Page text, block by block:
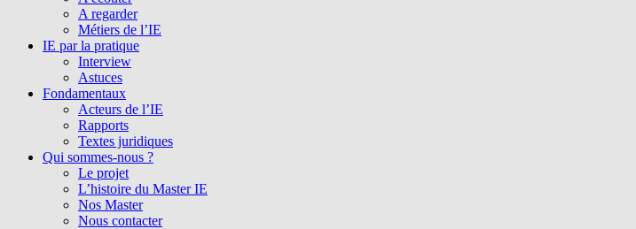
A regarder
Métiers de l’IE
IE par la pratique
Interview
Astuces
Fondamentaux
Acteurs de l’IE
Rapports
Textes juridiques
Qui sommes-nous ?
Le projet
L’histoire du Master IE
Nos Master
Nous contacter